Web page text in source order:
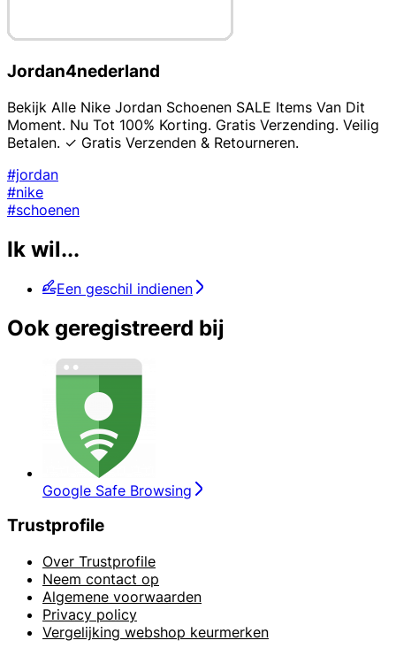
Jordan4nederland
Bekijk Alle Nike Jordan Schoenen SALE Items Van Dit
Moment. Nu Tot 100% Korting. Gratis Verzending. Veilig
Betalen. ✓ Gratis Verzenden & Retourneren.
#jordan
#nike
#schoenen
Ik wil...
Een geschil indienen
Ook geregistreerd bij
Google Safe Browsing
Trustprofile
Over Trustprofile
Neem contact op
Algemene voorwaarden
Privacy policy
Vergelijking webshop keurmerken